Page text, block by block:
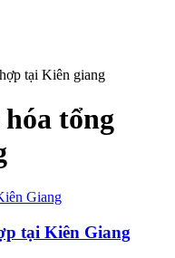
tại Kiên giang
tổng
tại Kiên Giang